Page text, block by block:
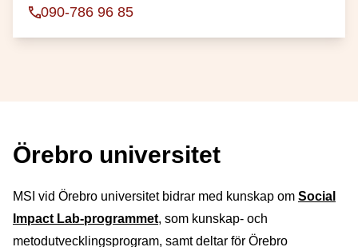
090-786 96 85
Örebro universitet
MSI vid Örebro universitet bidrar med kunskap om Social
Impact Lab-programmet, som kunskap- och
metodutvecklingsprogram, samt deltar för Örebro